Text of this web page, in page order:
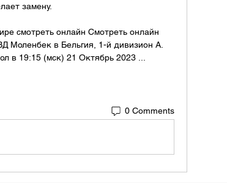
замену.
смотреть онлайн Смотреть онлайн
Моленбек в Бельгия, 1-й дивизион A.
в 19:15 (мск) 21 Октябрь 2023 ...
0 Comments